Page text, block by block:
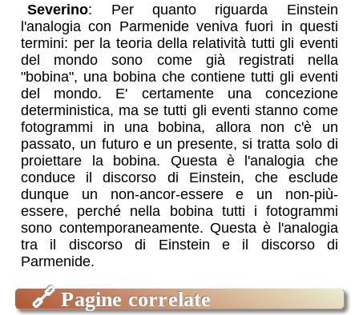
Severino: Per quanto riguarda Einstein
l'analogia con Parmenide veniva fuori in questi
termini: per la teoria della relatività tutti gli eventi
del mondo sono come già registrati nella
"bobina", una bobina che contiene tutti gli eventi
del mondo. E' certamente una concezione
deterministica, ma se tutti gli eventi stanno come
fotogrammi in una bobina, allora non c'è un
passato, un futuro e un presente, si tratta solo di
proiettare la bobina. Questa è l'analogia che
conduce il discorso di Einstein, che esclude
dunque un non-ancor-essere e un non-più-
essere, perché nella bobina tutti i fotogrammi
sono contemporaneamente. Questa è l'analogia
tra il discorso di Einstein e il discorso di
Parmenide.
🔗Pagine correlate